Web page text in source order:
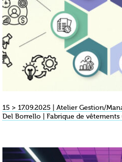
15 > 17.09.2025 | Atelier Gestion/
Del Borrello | Fabrique de vêtements